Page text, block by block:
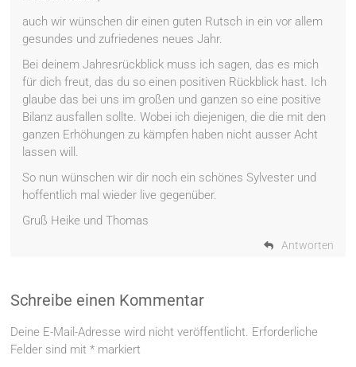
auch wir wünschen dir einen guten Rutsch in ein vor allem
gesundes und zufriedenes neues Jahr.
Bei deinem Jahresrückblick muss ich sagen, das es mich
für dich freut, das du so einen positiven Rückblick hast. Ich
glaube das bei uns im großen und ganzen so eine positive
Bilanz ausfallen sollte. Wobei ich diejenigen, die die mit den
ganzen Erhöhungen zu kämpfen haben nicht ausser Acht
lassen will.
So nun wünschen wir dir noch ein schönes Sylvester und
hoffentlich mal wieder live gegenüber.
Gruß Heike und Thomas
Antworten
Schreibe einen Kommentar
Deine E-Mail-Adresse wird nicht veröffentlicht. Erforderliche
Felder sind mit* markiert